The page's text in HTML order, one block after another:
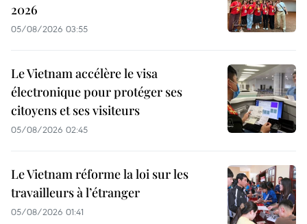
2026
05/08/2026 03:55
Le Vietnam accélère le visa
électronique pour protéger ses
citoyens et ses visiteurs
05/08/2026 02:45
Le Vietnam réforme la loi sur les
travailleurs à l’étranger
05/08/2026 01:41